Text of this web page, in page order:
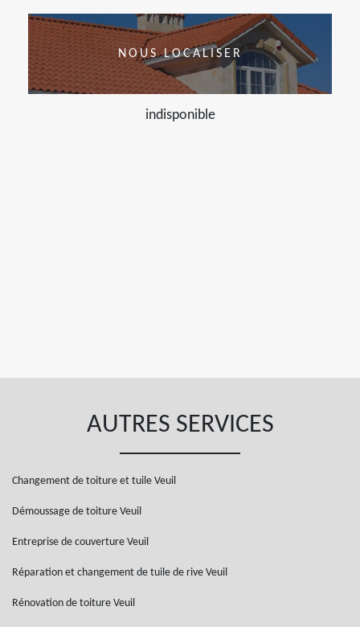
NOUS LOCALISER
indisponible
AUTRES SERVICES
Changement de toiture et tuile Veuil
Démoussage de toiture Veuil
Entreprise de couverture Veuil
Réparation et changement de tuile de rive Veuil
Rénovation de toiture Veuil